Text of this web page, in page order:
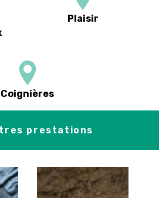
Plaisir
Coignières
prestations